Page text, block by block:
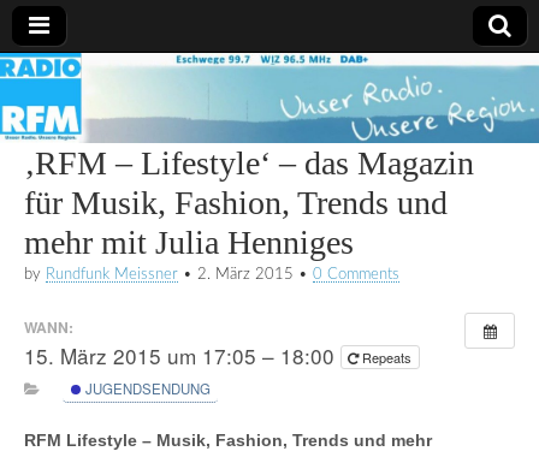
Radio
RFM
‚RFM – Lifestyle‘ – das Magazin
für Musik, Fashion, Trends und
mehr mit Julia Henniges
by Rundfunk Meissner • 2. März 2015 • 0 Comments
WANN:
15. März 2015 um 17:05 – 18:00
Repeats
JUGENDSENDUNG
RFM Lifestyle – Musik, Fashion, Trends und mehr